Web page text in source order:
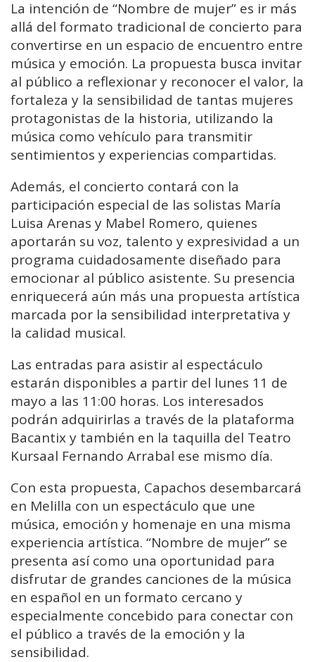
La intención de “Nombre de mujer” es ir más
allá del formato tradicional de concierto para
convertirse en un espacio de encuentro entre
música y emoción. La propuesta busca invitar
al público a reflexionar y reconocer el valor, la
fortaleza y la sensibilidad de tantas mujeres
protagonistas de la historia, utilizando la
música como vehículo para transmitir
sentimientos y experiencias compartidas.
Además, el concierto contará con la
participación especial de las solistas María
Luisa Arenas y Mabel Romero, quienes
aportarán su voz, talento y expresividad a un
programa cuidadosamente diseñado para
emocionar al público asistente. Su presencia
enriquecerá aún más una propuesta artística
marcada por la sensibilidad interpretativa y
la calidad musical.
Las entradas para asistir al espectáculo
estarán disponibles a partir del lunes 11 de
mayo a las 11:00 horas. Los interesados
podrán adquirirlas a través de la plataforma
Bacantix y también en la taquilla del Teatro
Kursaal Fernando Arrabal ese mismo día.
Con esta propuesta, Capachos desembarcará
en Melilla con un espectáculo que une
música, emoción y homenaje en una misma
experiencia artística. “Nombre de mujer” se
presenta así como una oportunidad para
disfrutar de grandes canciones de la música
en español en un formato cercano y
especialmente concebido para conectar con
el público a través de la emoción y la
sensibilidad.